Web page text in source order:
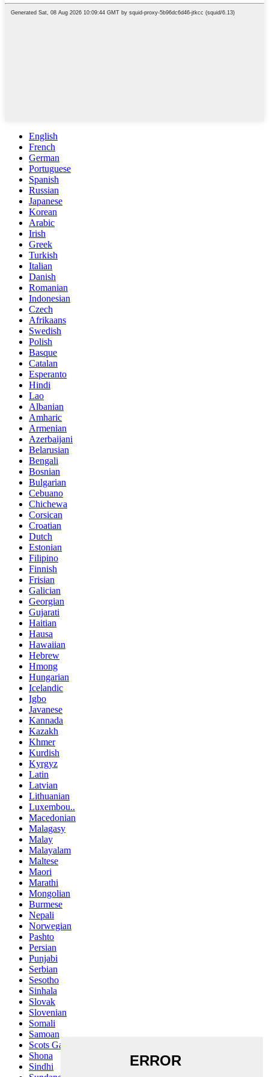
English
French
German
Portuguese
Spanish
Russian
Japanese
Korean
Arabic
Irish
Greek
Turkish
Italian
Danish
Romanian
Indonesian
Czech
Afrikaans
Swedish
Polish
Basque
Catalan
Esperanto
Hindi
Lao
Albanian
Amharic
Armenian
Azerbaijani
Belarusian
Bengali
Bosnian
Bulgarian
Cebuano
Chichewa
Corsican
Croatian
Dutch
Estonian
Filipino
Finnish
Frisian
Galician
Georgian
Gujarati
Haitian
Hausa
Hawaiian
Hebrew
Hmong
Hungarian
Icelandic
Igbo
Javanese
Kannada
Kazakh
Khmer
Kurdish
Kyrgyz
Latin
Latvian
Lithuanian
Luxembou..
Macedonian
Malagasy
Malay
Malayalam
Maltese
Maori
Marathi
Mongolian
Burmese
Nepali
Norwegian
Pashto
Persian
Punjabi
Serbian
Sesotho
Sinhala
Slovak
Slovenian
Somali
Samoan
Scots Gaelic
Shona
Sindhi